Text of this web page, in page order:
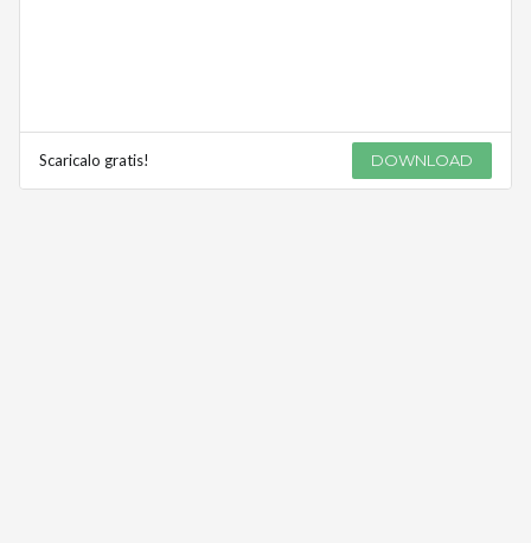
Scaricalo gratis! DOWNLOAD